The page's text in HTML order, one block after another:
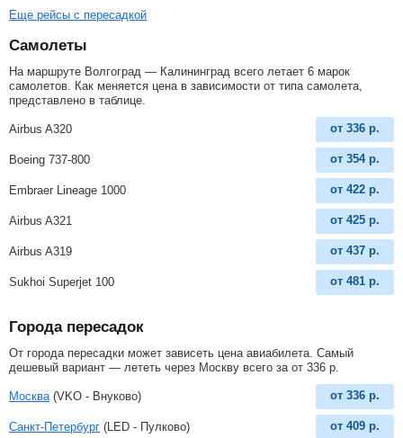
Еще рейсы с пересадкой
Самолеты
На маршруте Волгоград — Калининград всего летает 6 марок
самолетов. Как меняется цена в зависимости от типа самолета,
представлено в таблице.
Airbus A320 от 336 р.
Boeing 737-800 от 354 р.
Embraer Lineage 1000 от 422 р.
Airbus A321 от 425 р.
Airbus A319 от 437 р.
Sukhoi Superjet 100 от 481 р.
Города пересадок
От города пересадки может зависеть цена авиабилета. Самый
дешевый вариант — лететь через Москву всего за от 336 р
Москва (VKO - Внуково) от 336 р.
Санкт-Петербург (LED - Пулково) от 409 р.